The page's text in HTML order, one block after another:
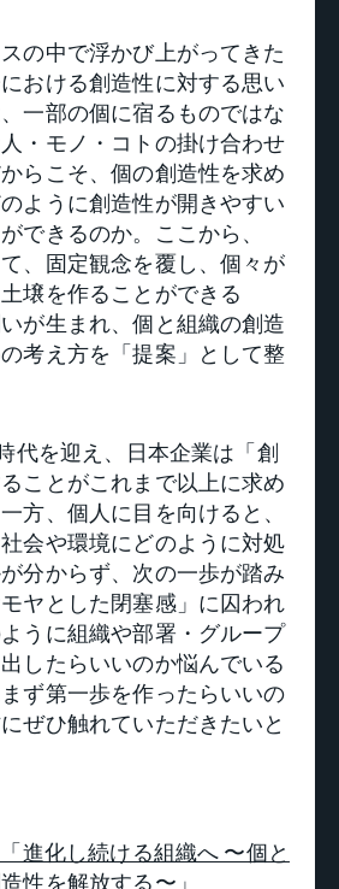
の中で浮かび上がってきた
おける創造性に対する思い
一部の個に宿るものではな
・モノ・コトの掛け合わせ
らこそ、個の創造性を求め
ように創造性が開きやすい
できるのか。ここから、
て、固定観念を覆し、個々が
壌を作ることができる
が生まれ、個と組織の創造
考え方を「提案」として整
代を迎え、日本企業は「創
ことがこれまで以上に求め
方、個人に目を向けると、
会や環境にどのように対処
分からず、次の一歩が踏み
ヤとした閉塞感」に囚われ
うに組織や部署・グループ
したらいいのか悩んでいる
ず第一歩を作ったらいいの
ぜひ触れていただきたいと
進化し続ける組織へ 〜個と
性を解放する〜」